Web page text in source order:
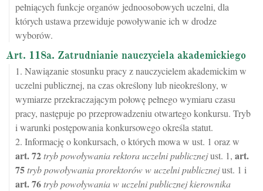
pełniących funkcje organów jednoosobowych uczelni, dla
których ustawa przewiduje powoływanie ich w drodze
wyborów.
Art. 118a. Zatrudnianie nauczyciela akademickiego
1. Nawiązanie stosunku pracy z nauczycielem akademickim w
uczelni publicznej, na czas określony lub nieokreślony, w
wymiarze przekraczającym połowę pełnego wymiaru czasu
pracy, następuje po przeprowadzeniu otwartego konkursu. Tryb
i warunki postępowania konkursowego określa statut.
2. Informację o konkursach, o których mowa w ust. 1 oraz w
art.72tryb powoływania rektora uczelni publicznejust. 1, art.
75tryb powoływania prorektorów w uczelni publicznejust. 1 i
art.76tryb powoływania w uczelni publicznej kierownika